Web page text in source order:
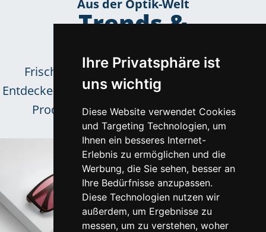
Ihre Privatsphäre ist
uns wichtig
Diese Website verwendet Cookies
und Targeting Technologien, um
Ihnen ein besseres Internet-
Erlebnis zu ermöglichen und die
Werbung, die Sie sehen, besser an
Ihre Bedürfnisse anzupassen.
Diese Technologien nutzen wir
außerdem, um Ergebnisse zu
messen, um zu verstehen, woher
Aus der Optik-Welt
Trends &
Neuigkeiten
Frische Inspirationen für das Sortiment.
Entdecken Sie neue Kollektionen und innovative
Produkttrends unserer zuverlässigen
Lieferpartner.